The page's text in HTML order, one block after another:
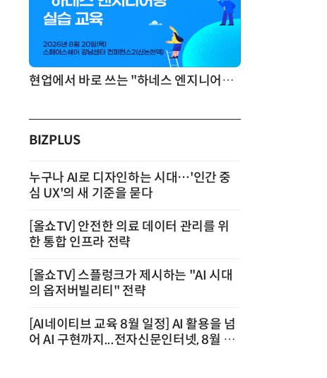
현업에서 바로 쓰는 "하네스 엔지니어링" 실습 교육
BIZPLUS
누구나 AI로 디자인하는 시대…'인간 중
심 UX'의 새 기준을 묻다
[올쇼TV] 안전한 의료 데이터 관리를 위
한 통합 인프라 전략
[올쇼TV] 스플렁크가 제시하는 "AI 시대
의 옵저버빌리티" 전략
[AI네이티브 교육 8월 일정] AI 활용을 넘
어 AI 구현까지...전자신문인터넷, 8월 실